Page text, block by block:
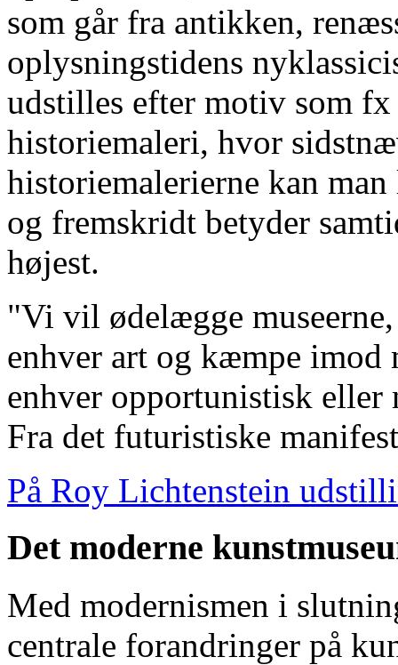
som går fra antikken,
oplysningstidens
udstilles efter motiv som
historiemaleri, hvor
historiemalerierne kan
og fremskridt betyder
højest.
"Vi vil ødelægge
enhver art og kæmpe imod
enhver opportunistisk
Fra det futuristiske
På Roy Lichtenstein
Det moderne
Med modernismen i
centrale forandringer på